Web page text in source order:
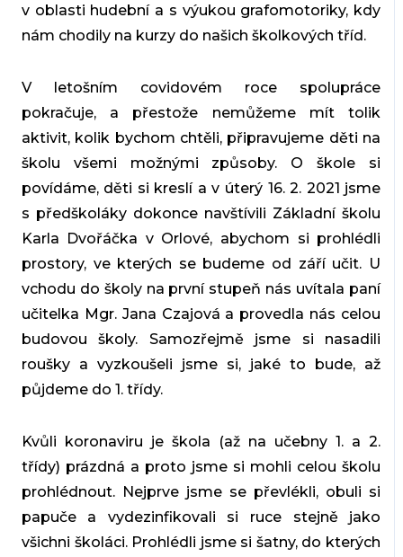
v oblasti hudební a s výukou grafomotoriky, kdy
nám chodily na kurzy do našich školkových tříd.
V letošním covidovém roce spolupráce
pokračuje, a přestože nemůžeme mít tolik
aktivit, kolik bychom chtěli, připravujeme děti na
školu všemi možnými způsoby. O škole si
povídáme, děti si kreslí a v úterý 16. 2. 2021 jsme
s předškoláky dokonce navštívili Základní školu
Karla Dvořáčka v Orlové, abychom si prohlédli
prostory, ve kterých se budeme od září učit. U
vchodu do školy na první stupeň nás uvítala paní
učitelka Mgr. Jana Czajová a provedla nás celou
budovou školy. Samozřejmě jsme si nasadili
roušky a vyzkoušeli jsme si, jaké to bude, až
půjdeme do 1. třídy.
Kvůli koronaviru je škola (až na učebny 1. a 2.
třídy) prázdná a proto jsme si mohli celou školu
prohlédnout. Nejprve jsme se převlékli, obuli si
papuče a vydezinfikovali si ruce stejně jako
všichni školáci. Prohlédli jsme si šatny, do kterých